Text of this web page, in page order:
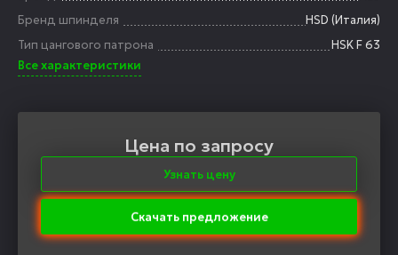
Бренд шпинделя
HSD (Италия)
Тип цангового патрона
HSK F 63
Все характеристики
Цена по запросу
Узнать цену
Скачать предложение